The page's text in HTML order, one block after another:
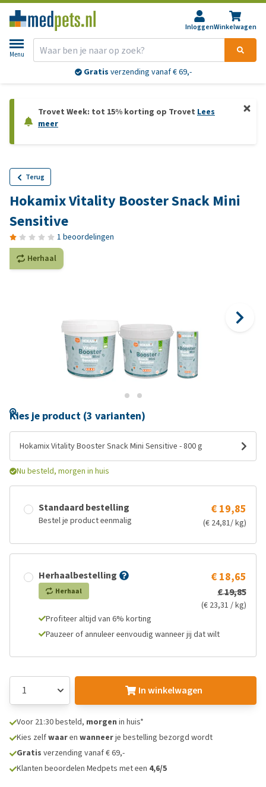
InloggenWinkelwagen
Menu
Gratis verzending vanaf € 69,-
Trovet Week: tot 15% korting op Trovet Lees
meer
Terug
Hokamix Vitality Booster Snack Mini
Sensitive
1 beoordelingen
Herhaal
Kies je product (3 varianten)
Hokamix Vitality Booster Snack Mini Sensitive - 800 g
Nu besteld, morgen in huis
Standaard bestelling
Bestel je product eenmalig
€ 19,85
(€ 24,81/ kg)
Herhaalbestelling
Herhaal
€ 18,65
€ 19,85
(€ 23,31 / kg)
Profiteer altijd van 6% korting
Pauzeer of annuleer eenvoudig wanneer jij dat wilt
In winkelwagen
Voor 21:30 besteld, morgen in huis*
Kies zelfwaaren wanneerje bestelling bezorgd wordt
Gratis verzending vanaf € 69,-
Klanten beoordelen Medpets met een 4,6/5